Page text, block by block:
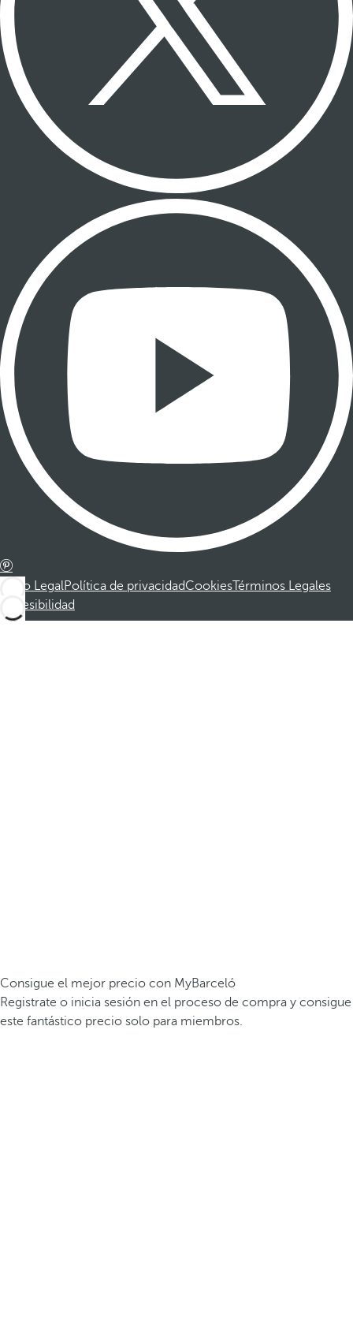
Aviso LegalPolítica de privacidadCookiesTérminos Legales
Accesibilidad
Consigue el mejor precio con MyBarceló
Registrate o inicia sesión en el proceso de compra y consigue
este fantástico precio solo para miembros.